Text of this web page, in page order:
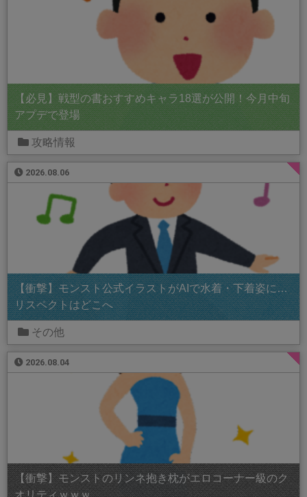
【必見】戦型の書おすすめキャラ18選が公開！今月中旬
アプデで登場
攻略情報
2026.08.06
【衝撃】モンスト公式イラストがAIで水着・下着姿に…
リスペクトはどこへ
その他
2026.08.04
【衝撃】モンストのリンネ抱き枕がエロコーナー級のク